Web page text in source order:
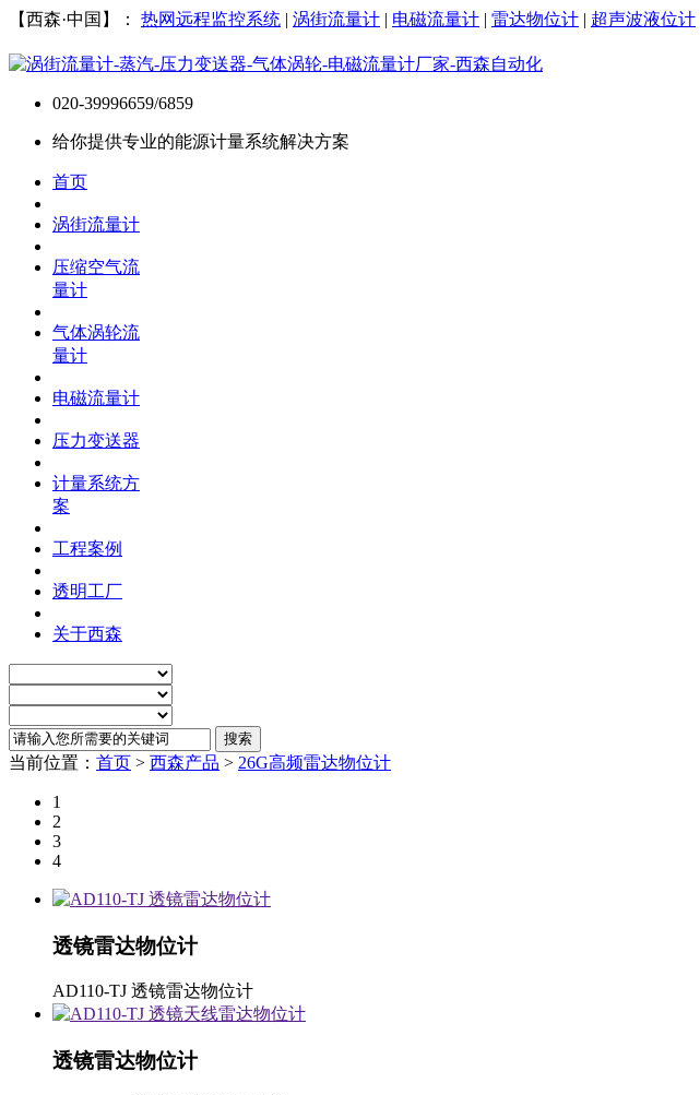
【西森·中国】： 热网远程监控系统 | 涡街流量计 | 电磁流量计 | 雷达物位计 | 超声波液位计
020-39996659/6859
给你提供专业的能源计量系统解决方案
首页
涡街流量计
压缩空气流
量计
气体涡轮流
量计
电磁流量计
压力变送器
计量系统方
案
工程案例
透明工厂
关于西森
当前位置： 首页 > 西森产品 > 26G高频雷达物位计
1
2
3
4
透镜雷达物位计
AD110-TJ 透镜雷达物位计
透镜雷达物位计